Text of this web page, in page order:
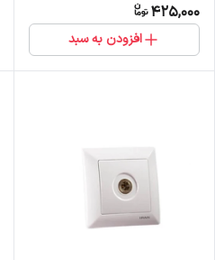
425,000
افزودن به سبد